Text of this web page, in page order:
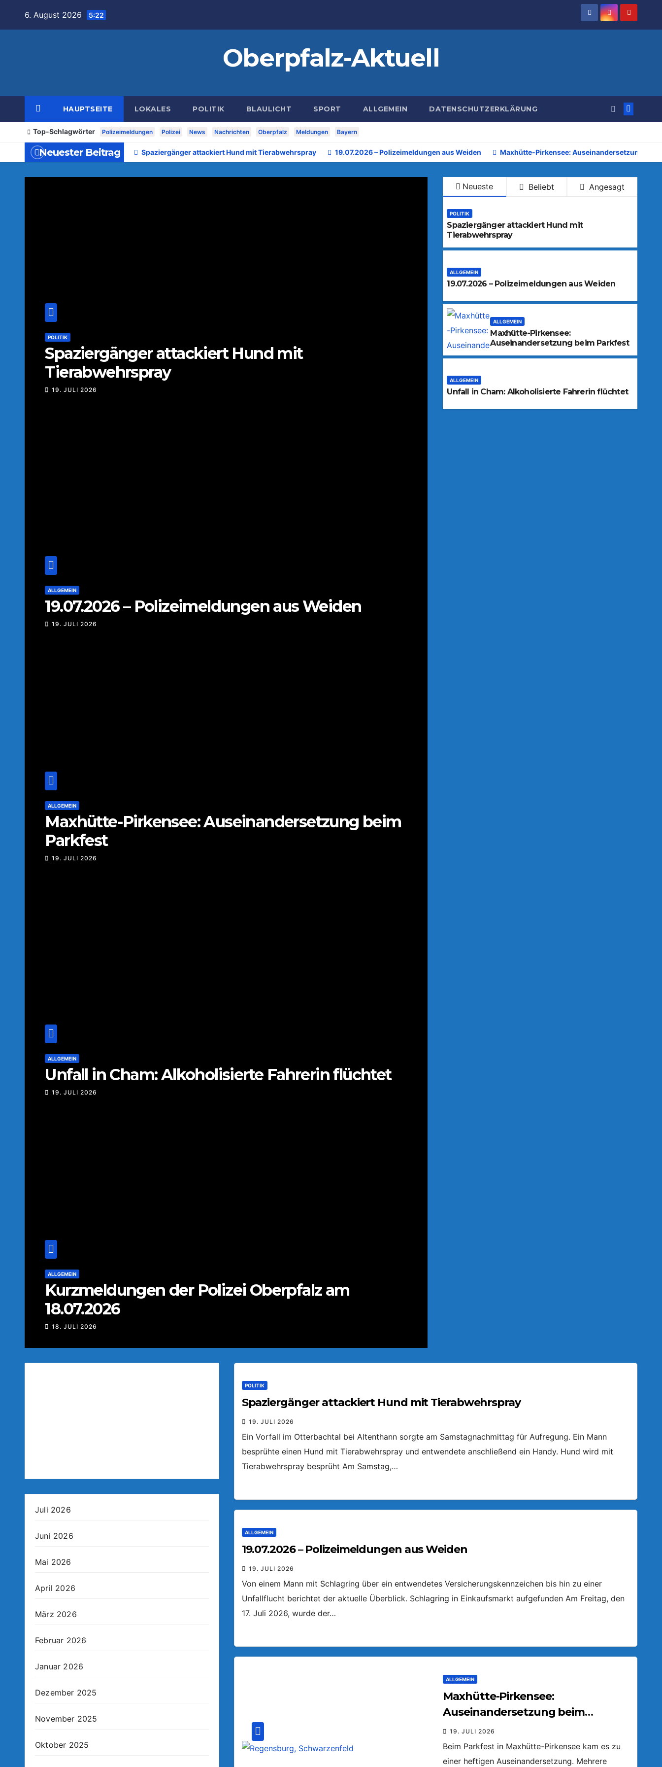
6. August 2026 5:22
Oberpfalz-Aktuell
HAUPTSEITE LOKALES POLITIK BLAULICHT SPORT ALLGEMEIN DATENSCHUTZERKLÄRUNG
Top-Schlagwörter Polizeimeldungen Polizei News Nachrichten Oberpfalz Meldungen Bayern
Neuester Beitrag Spaziergänger attackiert Hund mit Tierabwehrspray 19.07.2026 – Polizeimeldungen aus Weiden Maxhütte-Pirkensee: Auseinandersetzung
POLITIK
Spaziergänger attackiert Hund mit
Tierabwehrspray
19. JULI 2026
ALLGEMEIN
19.07.2026 – Polizeimeldungen aus Weiden
19. JULI 2026
ALLGEMEIN
Maxhütte-Pirkensee: Auseinandersetzung beim
Parkfest
19. JULI 2026
ALLGEMEIN
Unfall in Cham: Alkoholisierte Fahrerin flüchtet
19. JULI 2026
ALLGEMEIN
Kurzmeldungen der Polizei Oberpfalz am
18.07.2026
18. JULI 2026
Neueste Beliebt Angesagt
POLITIK
Spaziergänger attackiert Hund mit
Tierabwehrspray
ALLGEMEIN
19.07.2026 – Polizeimeldungen aus Weiden
ALLGEMEIN
Maxhütte-Pirkensee:
Auseinandersetzung beim Parkfest
ALLGEMEIN
Unfall in Cham: Alkoholisierte Fahrerin flüchtet
Juli 2026
Juni 2026
Mai 2026
April 2026
März 2026
Februar 2026
Januar 2026
Dezember 2025
November 2025
Oktober 2025
POLITIK
Spaziergänger attackiert Hund mit Tierabwehrspray
19. JULI 2026
Ein Vorfall im Otterbachtal bei Altenthann sorgte am Samstagnachmittag für Aufregung. Ein Mann
besprühte einen Hund mit Tierabwehrspray und entwendete anschließend ein Handy. Hund wird mit
Tierabwehrspray besprüht Am Samstag,…
ALLGEMEIN
19.07.2026 – Polizeimeldungen aus Weiden
19. JULI 2026
Von einem Mann mit Schlagring über ein entwendetes Versicherungskennzeichen bis hin zu einer
Unfallflucht berichtet der aktuelle Überblick. Schlagring in Einkaufsmarkt aufgefunden Am Freitag, den
17. Juli 2026, wurde der…
ALLGEMEIN
Maxhütte-Pirkensee:
Auseinandersetzung beim
Parkfest
19. JULI 2026
Beim Parkfest in Maxhütte-Pirkensee kam es zu
einer heftigen Auseinandersetzung. Mehrere